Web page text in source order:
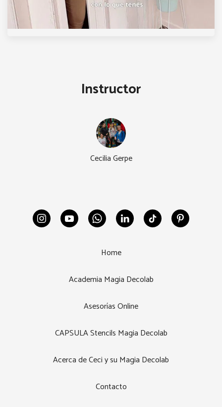
Instructor
Cecilia Gerpe
Home
Academia Magia Decolab
Asesorías Online
CAPSULA Stencils Magia Decolab
Acerca de Ceci y su Magia Decolab
Contacto